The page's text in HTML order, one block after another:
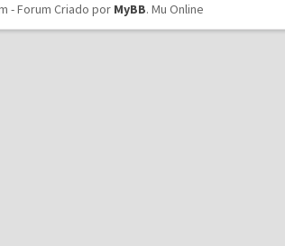
- Forum Criado por MyBB.Mu Online